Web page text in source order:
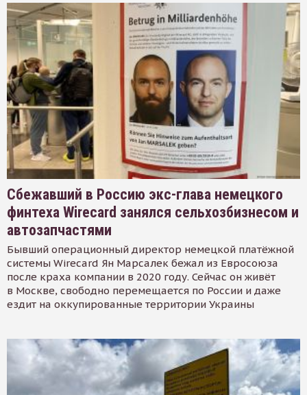
Сбежавший в Россию экс-глава немецкого
финтеха Wirecard занялся сельхозбизнесом и
автозапчастями
Бывший операционный директор немецкой платёжной
системы Wirecard Ян Марсалек бежал из Евросоюза
после краха компании в 2020 году. Сейчас он живёт
в Москве, свободно перемещается по России и даже
ездит на оккупированные территории Украины